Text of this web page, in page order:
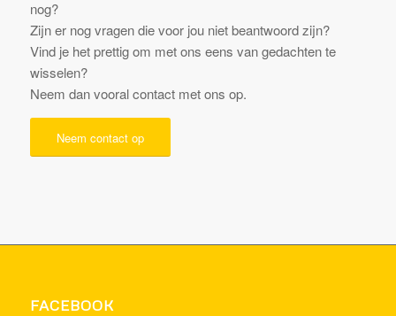
nog?
Zijn er nog vragen die voor jou niet beantwoord zijn?
Vind je het prettig om met ons eens van gedachten te
wisselen?
Neem dan vooral contact met ons op.
Neem contact op
FACEBOOK